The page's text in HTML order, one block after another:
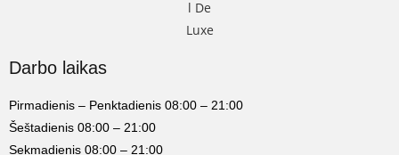
Darbo laikas
Pirmadienis – Penktadienis 08:00 – 21:00
Šeštadienis 08:00 – 21:00
Sekmadienis 08:00 – 21:00